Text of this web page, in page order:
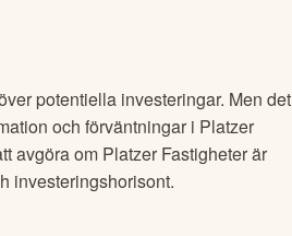
potentiella investeringar. Men det
och förväntningar i Platzer
avgöra om Platzer Fastigheterär
investeringshorisont.